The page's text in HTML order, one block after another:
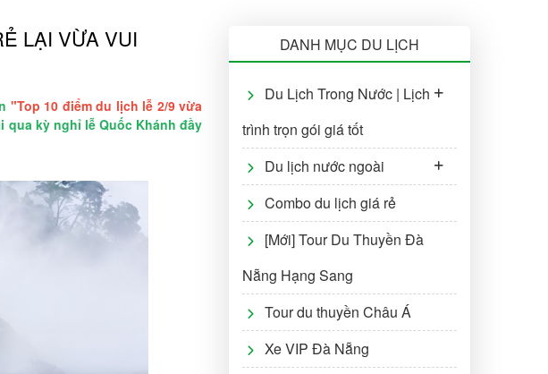
LẠI VỪA VUI
"Top 10 điểm du lịch lễ 2/9 vừa
kỳ nghỉ lễ Quốc Khánh đầy
DANH MỤC DU LỊCH
Du Lịch Trong Nước | Lịch
trình trọn gói giá tốt
Du lịch nước ngoài
Combo du lịch giá rẻ
[Mới] Tour Du Thuyền Đà
Nẵng Hạng Sang
Tour du thuyền Châu Á
Xe VIP Đà Nẵng